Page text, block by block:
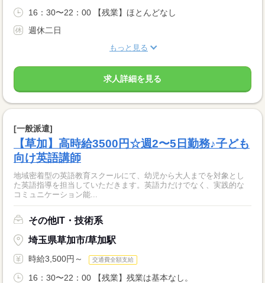
16：30〜22：00 【残業】ほとんどなし
週休二日
もっと見る
求人詳細を見る
[一般派遣]
【草加】高時給3500円☆週2〜5日勤務♪子ども
向け英語講師
地域密着型の英語教育スクールにて、幼児から大人までを対象とし
た英語指導を担当していただきます。英語力だけでなく、実践的な
コミュニケーション能...
その他IT・技術系
埼玉県草加市/草加駅
時給3,500円～ 交通費全額支給
16：30〜22：00 【残業】残業は基本なし。